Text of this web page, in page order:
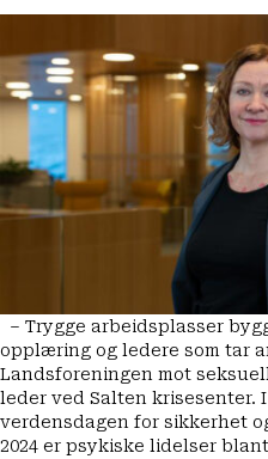
– Trygge arbeidsplasser
opplæring og ledere som tar
Landsforeningen mot
leder ved Salten krisesenter.
verdensdagen for sikkerhet
2024 er psykiske lidelser